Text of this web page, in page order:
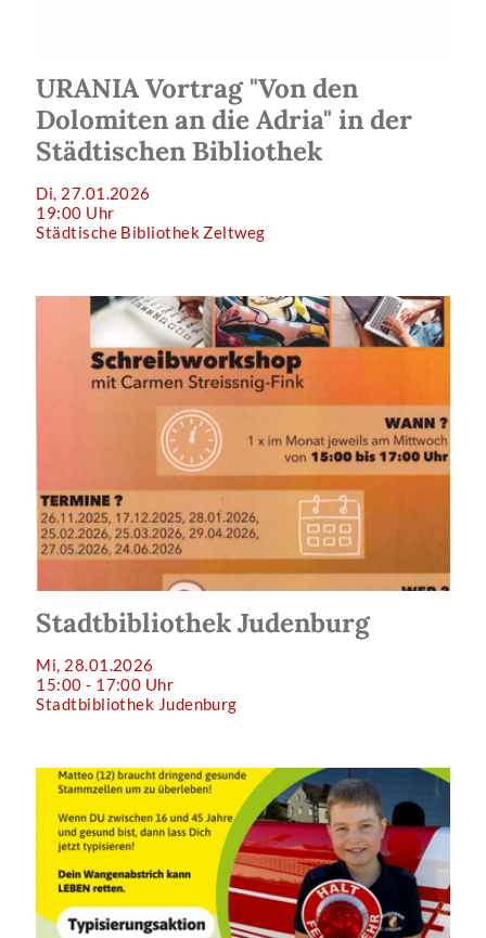
URANIA Vortrag "Von den
Dolomiten an die Adria" in der
Städtischen Bibliothek
Di, 27.01.2026
19:00 Uhr
Städtische Bibliothek Zeltweg
Stadtbibliothek Judenburg
Mi, 28.01.2026
15:00 - 17:00 Uhr
Stadtbibliothek Judenburg